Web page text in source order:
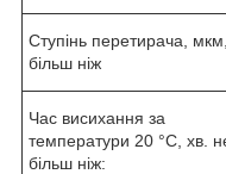
Ступінь перетирача,
більш ніж
Час висихання за
температури 20 °C, хв.
більш ніж: